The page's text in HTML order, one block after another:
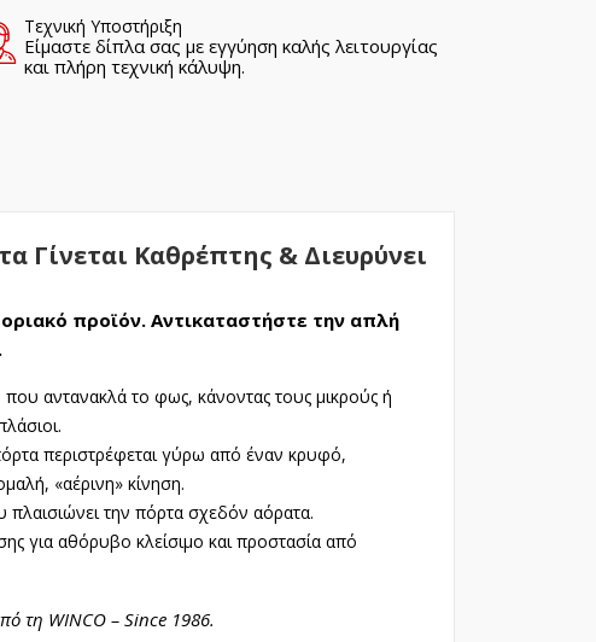
Τεχνική Υποστήριξη
Είμαστε δίπλα σας με εγγύηση καλής λειτουργίας
και πλήρη τεχνική κάλυψη.
Γίνεται Καθρέπτης & Διευρύνει
προϊόν. Αντικαταστήστε την απλή
αντανακλά το φως, κάνοντας τους μικρούς ή
περιστρέφεται γύρω από έναν κρυφό,
«αέρινη» κίνηση.
πλαισιώνει την πόρτα σχεδόν αόρατα.
για αθόρυβο κλείσιμο και προστασία από
τη WINCO – Since 1986.